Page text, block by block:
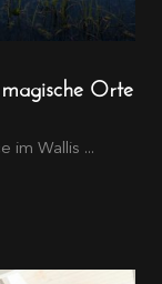
Orte
im Wallis ...